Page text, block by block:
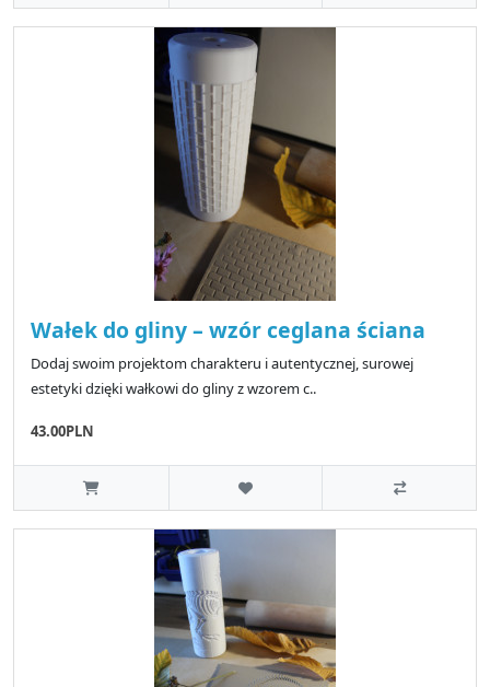
Wałek do gliny – wzór ceglana ściana
Dodaj swoim projektom charakteru i autentycznej, surowej
estetyki dzięki wałkowi do gliny z wzorem c..
43.00PLN